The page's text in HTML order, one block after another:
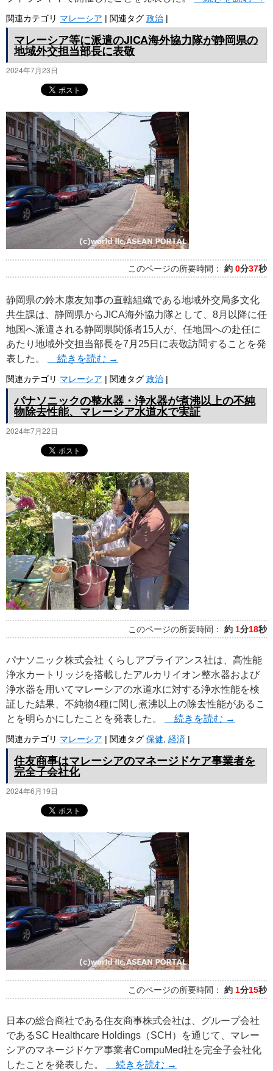
関連カテゴリ マレーシア | 関連タグ 政治 |
マレーシア等に派遣のJICA海外協力隊が静岡県の
地域外交担当部長に表敬
2024年7月23日
このページの所要時間： 約 0分37秒
静岡県の鈴木康友知事の直轄組織である地域外交局多文化
共生課は、静岡県からJICA海外協力隊として、8月以降に任
地国へ派遣される静岡県関係者15人が、任地国への赴任に
あたり地域外交担当部長を7月25日に表敬訪問することを発
表した。
続きを読む →
関連カテゴリ マレーシア | 関連タグ 政治 |
パナソニックの整水器・浄水器が煮沸以上の不純
物除去性能、マレーシア水道水で実証
2024年7月22日
このページの所要時間： 約 1分18秒
パナソニック株式会社 くらしアプライアンス社は、高性能
浄水カートリッジを搭載したアルカリイオン整水器および
浄水器を用いてマレーシアの水道水に対する浄水性能を検
証した結果、不純物4種に関し煮沸以上の除去性能があるこ
とを明らかにしたことを発表した。
続きを読む →
関連カテゴリ マレーシア | 関連タグ 保健, 経済 |
住友商事はマレーシアのマネージドケア事業者を
完全子会社化
2024年6月19日
このページの所要時間： 約 1分15秒
日本の総合商社である住友商事株式会社は、グループ会社
であるSC Healthcare Holdings（SCH）を通じて、マレー
シアのマネージドケア事業者CompuMed社を完全子会社化
したことを発表した。
続きを読む →